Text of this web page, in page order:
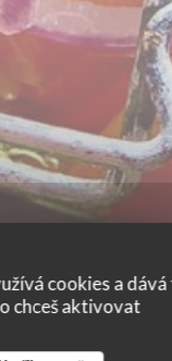
cookies a dává
chceš aktivovat